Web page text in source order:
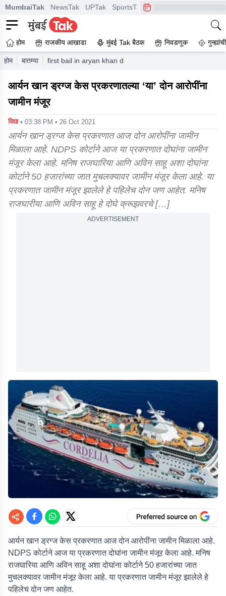
MumbaiTak NewsTak UPTak SportsTak CrimeTak
होम राजकीय आखाडा मुंबई Tak बैठक निवडणूक
होम बातम्या first bail in aryan khan drug case co accused manish
आर्यन खान ड्रग्ज केस प्रकरणातल्या ‘या’ दोन आरोपींना
जामीन मंजूर
विद्या • 03:38 PM • 26 Oct 2021
आर्यन खान ड्रग्ज केस प्रकरणात आज दोन आरोपींना जामीन
मिळाला आहे. NDPS कोर्टाने आज या प्रकरणात दोघांना जामीन
मंजूर केला आहे. मनिष राजघारिया आणि अविन साहू अशा दोघांना
कोर्टाने 50 हजारांच्या जात मुचलक्यावर जामीन मंजूर केला आहे. या
प्रकरणात जामीन मंजूर झालेले हे पहिलेच दोन जण आहेत. मनिष
राजघारीया आणि अविन साहू हे दोघे क्रूझवरचे […]
ADVERTISEMENT
आर्यन खान ड्रग्ज केस प्रकरणात आज दोन आरोपींना जामीन मिळाला आहे.
NDPS कोर्टाने आज या प्रकरणात दोघांना जामीन मंजूर केला आहे. मनिष
राजघारिया आणि अविन साहू अशा दोघांना कोर्टाने 50 हजारांच्या जात
मुचलक्यावर जामीन मंजूर केला आहे. या प्रकरणात जामीन मंजूर झालेले हे
पहिलेच दोन जण आहेत.